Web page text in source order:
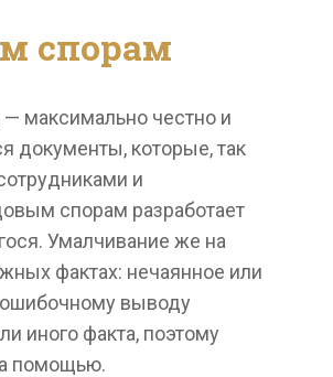
спорам
максимально честно и
документы, которые, так
и
спорам разработает
Умалчивание же на
фактах: нечаянное или
ошибочному выводу
иного факта, поэтому
помощью.